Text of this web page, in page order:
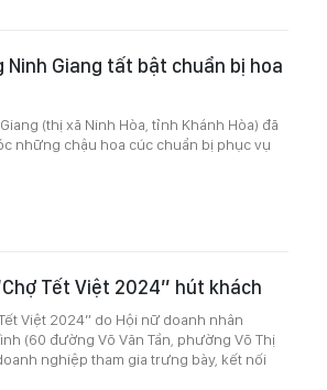
Giang tất bật chuẩn bị hoa
(thị xã Ninh Hòa, tỉnh Khánh Hòa) đã
những chậu hoa cúc chuẩn bị phục vụ
Tết Việt 2024” hút khách
Việt 2024” do Hội nữ doanh nhân
(60 đường Võ Văn Tần, phường Võ Thị
nghiệp tham gia trưng bày, kết nối